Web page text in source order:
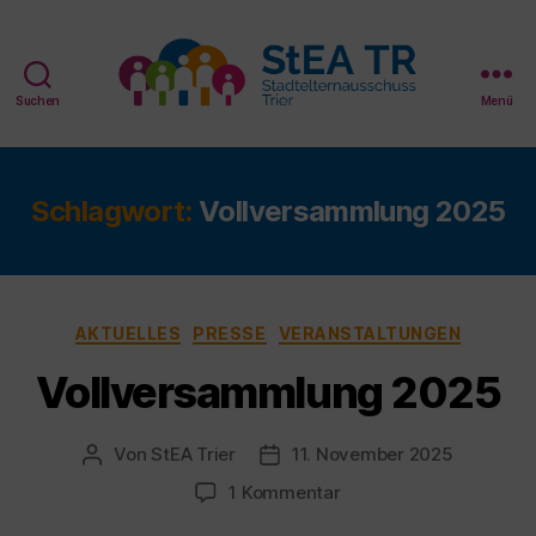
Suchen
Trier
Menü
Schlagwort: Vollversammlung 2025
Kategorien
AKTUELLES PRESSE VERANSTALTUNGEN
Vollversammlung 2025
Beitragsautor
Von StEA Trier Veröffentlichungsdatum
11. November 2025
1 Kommentarzu